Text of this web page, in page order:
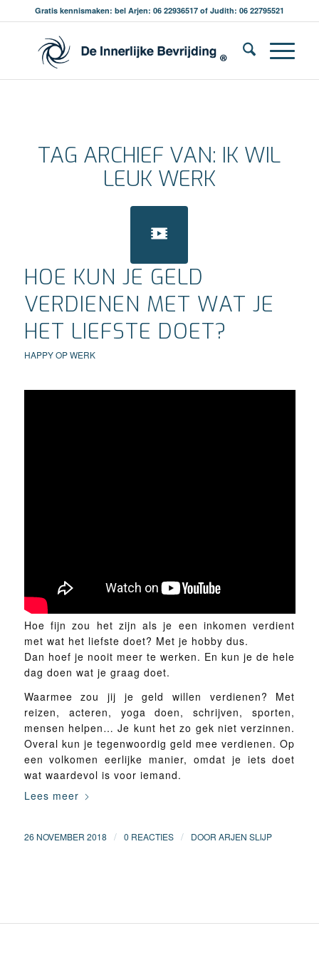
Gratis kennismaken: bel Arjen: 06 22936517 of Judith: 06 22795521
TAG ARCHIEF VAN: IK WIL
LEUK WERK
HOE KUN JE GELD
VERDIENEN MET WAT JE
HET LIEFSTE DOET?
HAPPY OP WERK
Hoe fijn zou het zijn als je een inkomen verdient
met wat het liefste doet? Met je hobby dus.
Dan hoef je nooit meer te werken. En kun je de hele
dag doen wat je graag doet.
Waarmee zou jij je geld willen verdienen? Met
reizen, acteren, yoga doen, schrijven, sporten,
mensen helpen… Je kunt het zo gek niet verzinnen.
Overal kun je tegenwoordig geld mee verdienen. Op
een volkomen eerlijke manier, omdat je iets doet
wat waardevol is voor iemand.
Lees meer
26 NOVEMBER 2018 / 0 REACTIES / DOOR ARJEN SLIJP